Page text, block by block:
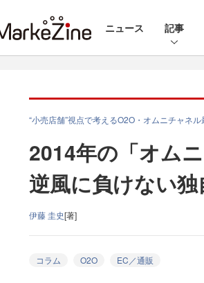
ニュース 記事
“小売店舗”視点で考えるO2O・オムニチャネル
2014年の「オム
逆風に負けない独
伊藤 圭史[著]
コラム O2O EC／通販